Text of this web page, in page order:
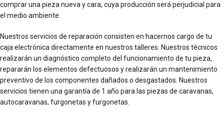
comprar una pieza nueva y cara, cuya producción será perjudicial para
el medio ambiente.
Nuestros servicios de reparación consisten en hacernos cargo de tu
caja electrónica directamente en nuestros talleres. Nuestros técnicos
realizarán un diagnóstico completo del funcionamiento de tu pieza,
repararán los elementos defectuosos y realizarán un mantenimiento
preventivo de los componentes dañados o desgastados. Nuestros
servicios tienen una garantía de 1 año para las piezas de caravanas,
autocaravanas, furgonetas y furgonetas.